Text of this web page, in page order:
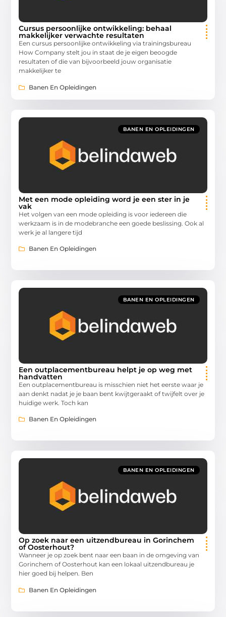
Cursus persoonlijke ontwikkeling: behaal
makkelijker verwachte resultaten
Een cursus persoonlijke ontwikkeling via trainingsbureau
How Company stelt jou in staat de je eigen beoogde
resultaten of die van bijvoorbeeld jouw organisatie
makkelijker te
Banen En Opleidingen
BANEN EN OPLEIDINGEN
Met een mode opleiding word je een ster in je
vak
Het volgen van een mode opleiding is voor iedereen die
werkzaam is in de modebranche een goede beslissing. Ook al
werk je al langere tijd
Banen En Opleidingen
BANEN EN OPLEIDINGEN
Een outplacementbureau helpt je op weg met
handvatten
Een outplacementbureau is misschien niet het eerste waar je
aan denkt nadat je je baan bent kwijtgeraakt of twijfelt over je
huidige werk. Toch kan
Banen En Opleidingen
BANEN EN OPLEIDINGEN
Op zoek naar een uitzendbureau in Gorinchem
of Oosterhout?
Wanneer je op zoek bent naar een baan in de omgeving van
Gorinchem of Oosterhout kan een lokaal uitzendbureau je
hier goed bij helpen. Ben
Banen En Opleidingen